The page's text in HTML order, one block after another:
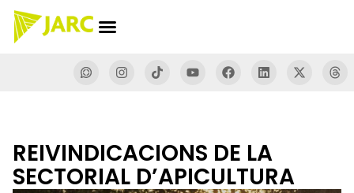
REIVINDICACIONS DE LA
SECTORIAL D’APICULTURA